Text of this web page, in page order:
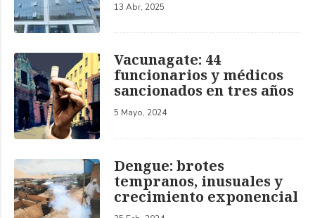
13 Abr, 2025
Vacunagate: 44
funcionarios y médicos
sancionados en tres años
5 Mayo, 2024
Dengue: brotes
tempranos, inusuales y
crecimiento exponencial